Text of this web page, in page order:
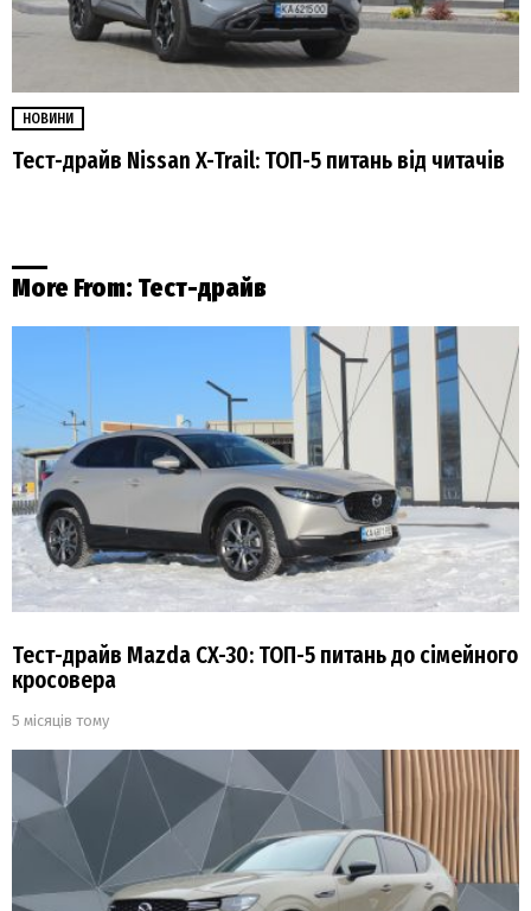
НОВИНИ
Тест-драйв Nissan X-Trail: ТОП-5 питань від читачів
More From: Тест-драйв
Тест-драйв Mazda CX-30: ТОП-5 питань до сімейного
кросовера
5 місяців тому